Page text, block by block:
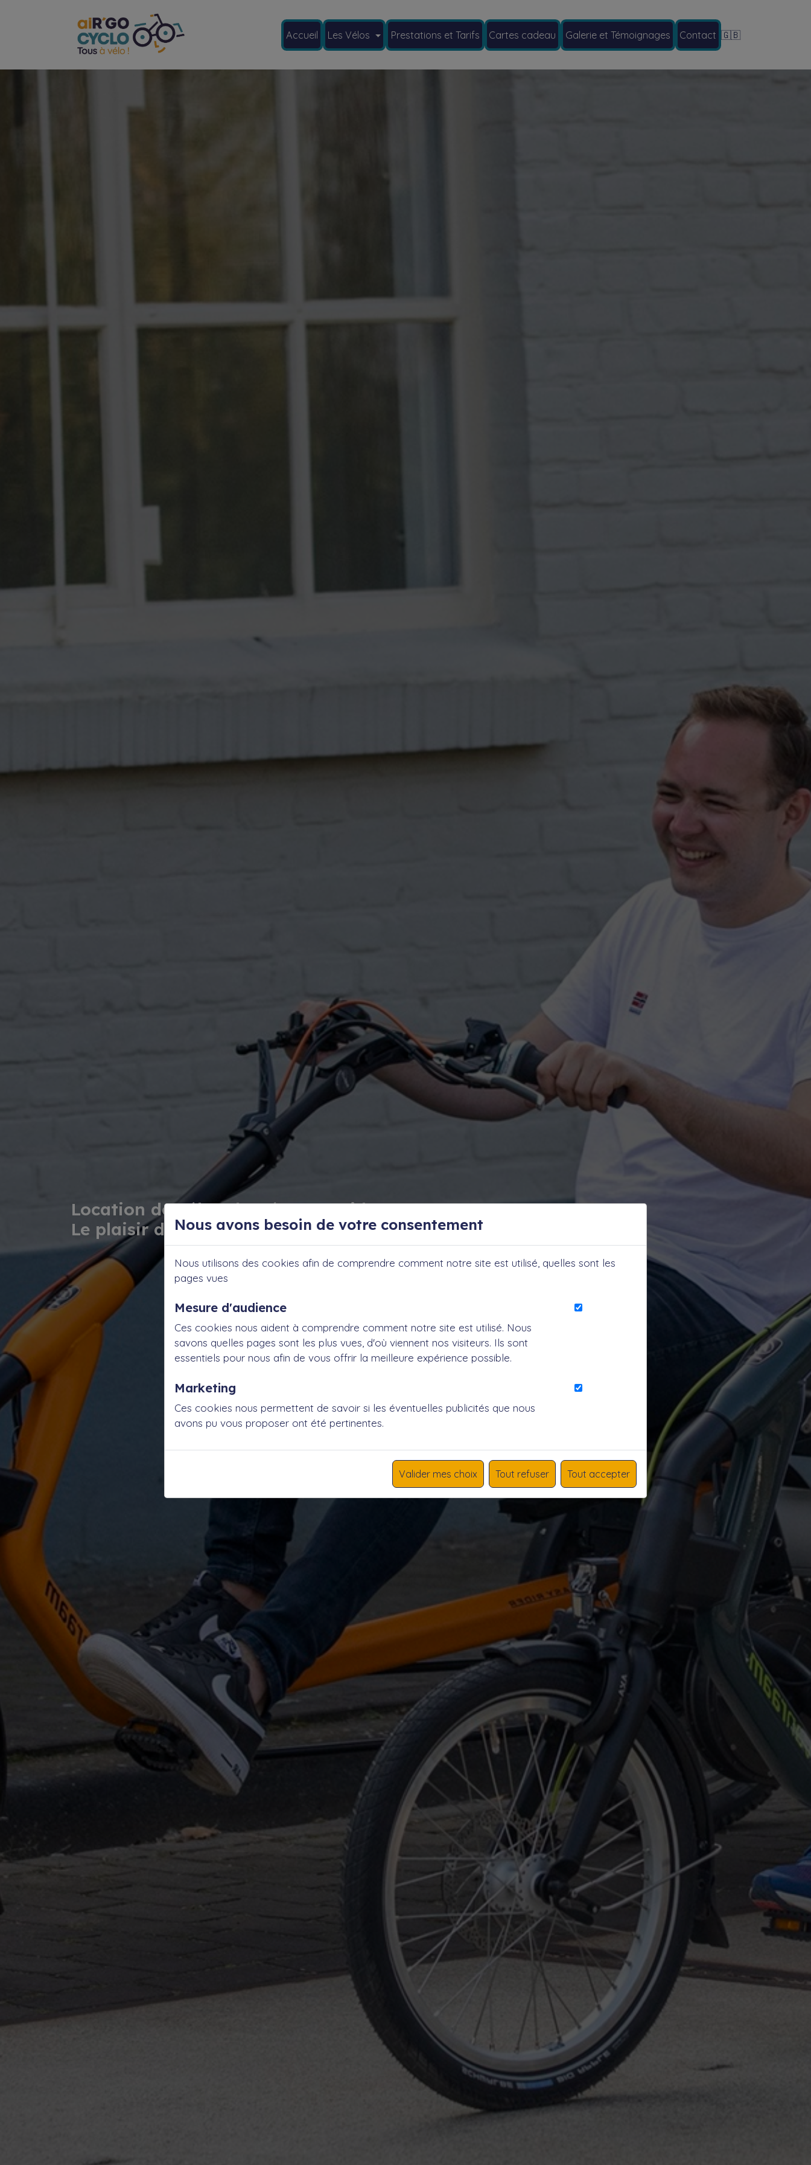
Accueil Les Vélos Prestations et Tarifs Cartes cadeau Galerie et Témoignages Contact 🇬🇧
Location de Vélo adapté "Easy Rider"
Le plaisir du pédalage autonome
Nous avons besoin de votre consentement
Nous utilisons des cookies afin de comprendre comment notre site est utilisé, quelles sont les
pages vues
Mesure d'audience
Ces cookies nous aident à comprendre comment notre site est utilisé. Nous
savons quelles pages sont les plus vues, d'où viennent nos visiteurs. Ils sont
essentiels pour nous afin de vous offrir la meilleure expérience possible.
Marketing
Ces cookies nous permettent de savoir si les éventuelles publicités que nous
avons pu vous proposer ont été pertinentes.
Valider mes choix Tout refuser Tout accepter